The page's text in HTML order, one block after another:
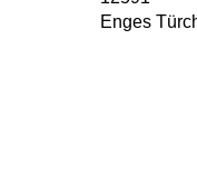
Enges